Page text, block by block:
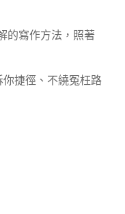
的寫作方法，照著
捷徑、不繞冤枉路